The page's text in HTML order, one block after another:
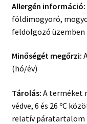
Allergén információ:
földimogyoró,
feldolgozó üzemben
Minőségét megőrzi:
(hó/év)
Tárolás: A terméket
védve, 6 és 26 ºC
relatív